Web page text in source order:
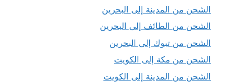
الشحن من المدينة إلى البحرين
الشحن من الطائف إلى البحرين
الشحن من تبوك إلى البحرين
الشحن من مكة إلى الكويت
الشحن من المدينة إلى الكويت